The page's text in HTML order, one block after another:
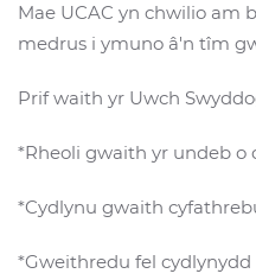
Mae UCAC yn chwilio am
medrus i ymuno â'n tîm
Prif waith yr Uwch
*Rheoli gwaith yr undeb o
*Cydlynu gwaith
*Gweithredu fel